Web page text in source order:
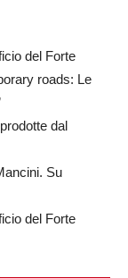
del Forte
roads: Le
dal
Su
del Forte